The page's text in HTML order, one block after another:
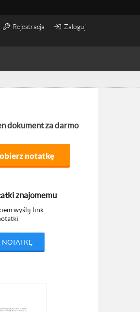
Rejestracja Zaloguj
dokument za darmo
notatkę
znajomemu
wyślij link
NOTATKĘ